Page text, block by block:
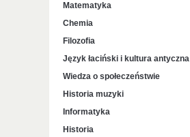
Matematyka
Chemia
Filozofia
Język łaciński i kultura antyczna
Wiedza o społeczeństwie
Historia muzyki
Informatyka
Historia